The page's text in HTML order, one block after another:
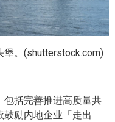
。(shutterstock.com)
包括完善推进高质量共
励内地企业「走出